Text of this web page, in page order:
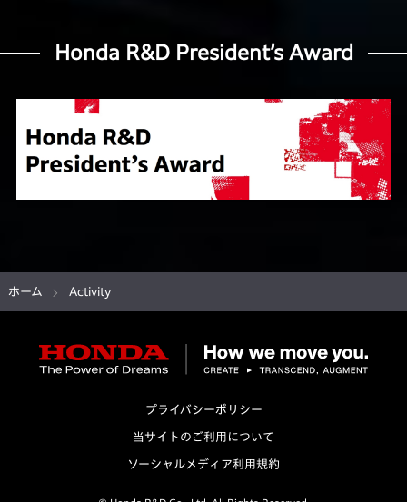
Honda R&D President’s Award
ホーム Activity
プライバシーポリシー
当サイトのご利用について
ソーシャルメディア利用規約